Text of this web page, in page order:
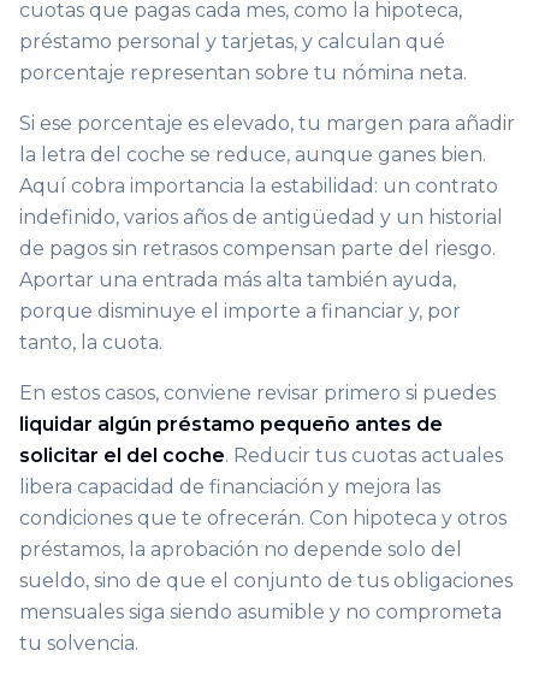
cuotas que pagas cada mes, como la hipoteca,
préstamo personal y tarjetas, y calculan qué
porcentaje representan sobre tu nómina neta.
Si ese porcentaje es elevado, tu margen para añadir
la letra del coche se reduce, aunque ganes bien.
Aquí cobra importancia la estabilidad: un contrato
indefinido, varios años de antigüedad y un historial
de pagos sin retrasos compensan parte del riesgo.
Aportar una entrada más alta también ayuda,
porque disminuye el importe a financiar y, por
tanto, la cuota.
En estos casos, conviene revisar primero si puedes
liquidar algún préstamo pequeño antes de
solicitar el del coche. Reducir tus cuotas actuales
libera capacidad de financiación y mejora las
condiciones que te ofrecerán. Con hipoteca y otros
préstamos, la aprobación no depende solo del
sueldo, sino de que el conjunto de tus obligaciones
mensuales siga siendo asumible y no comprometa
tu solvencia.